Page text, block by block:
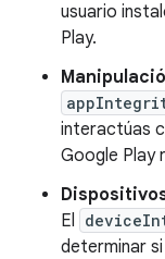
usuario
Play.
interactúas
Google Play
El
determinar